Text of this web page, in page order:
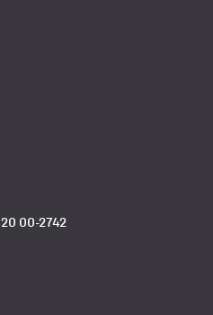
00-2742